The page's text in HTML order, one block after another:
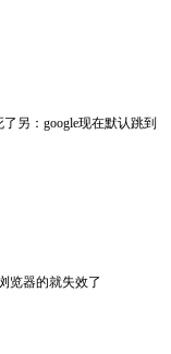
另：google现在默认跳到
览器的就失效了